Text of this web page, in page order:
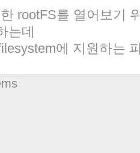
rootFS를 열어보기
는데
에 지원하는